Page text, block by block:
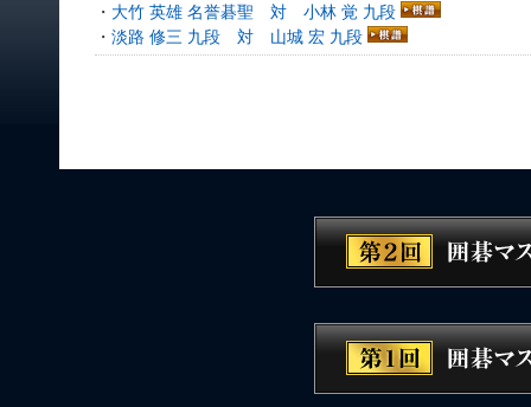
・ 大竹 英雄 名誉碁聖 対 小林 覚 九段
・ 淡路 修三 九段 対 山城 宏 九段